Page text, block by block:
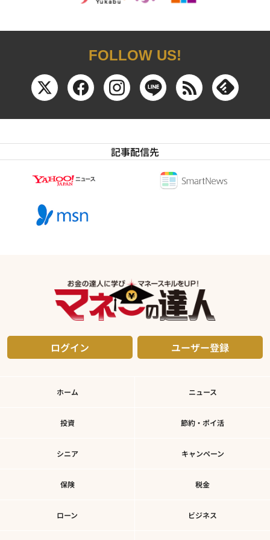
FOLLOW US!
記事配信先
ログイン ユーザー登録
ホーム ニュース
投資 節約・ポイ活
シニア キャンペーン
保険 税金
ローン ビジネス